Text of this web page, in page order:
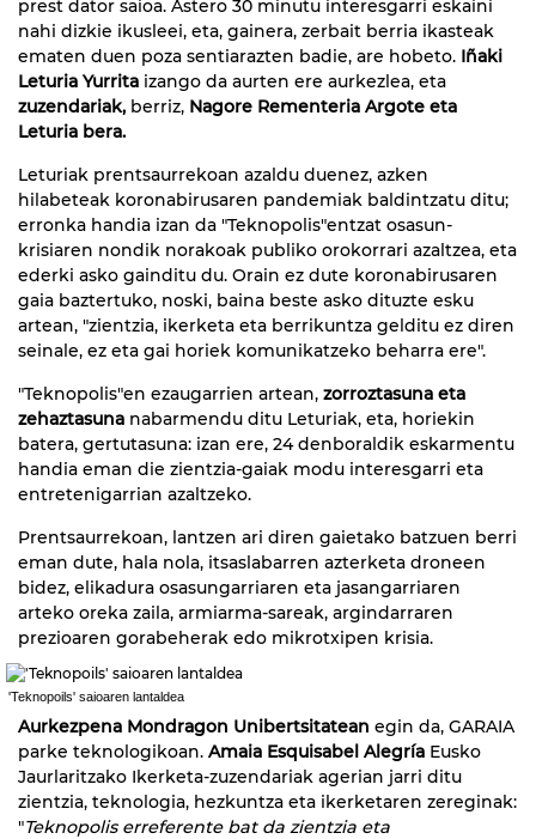
prest dator saioa. Astero 30 minutu interesgarri eskaini
nahi dizkie ikusleei, eta, gainera, zerbait berria ikasteak
ematen duen poza sentiarazten badie, are hobeto. Iñaki
Leturia Yurrita izango da aurten ere aurkezlea, eta
zuzendariak, berriz, Nagore Rementeria Argote eta
Leturia bera.
Leturiak prentsaurrekoan azaldu duenez, azken
hilabeteak koronabirusaren pandemiak baldintzatu ditu;
erronka handia izan da "Teknopolis"entzat osasun-
krisiaren nondik norakoak publiko orokorrari azaltzea, eta
ederki asko gainditu du. Orain ez dute koronabirusaren
gaia baztertuko, noski, baina beste asko dituzte esku
artean, "zientzia, ikerketa eta berrikuntza gelditu ez diren
seinale, ez eta gai horiek komunikatzeko beharra ere".
"Teknopolis"en ezaugarrien artean, zorroztasuna eta
zehaztasuna nabarmendu ditu Leturiak, eta, horiekin
batera, gertutasuna: izan ere, 24 denboraldik eskarmentu
handia eman die zientzia-gaiak modu interesgarri eta
entretenigarrian azaltzeko.
Prentsaurrekoan, lantzen ari diren gaietako batzuen berri
eman dute, hala nola, itsaslabarren azterketa droneen
bidez, elikadura osasungarriaren eta jasangarriaren
arteko oreka zaila, armiarma-sareak, argindarraren
prezioaren gorabeherak edo mikrotxipen krisia.
'Teknopoils' saioaren lantaldea
Aurkezpena Mondragon Unibertsitatean egin da, GARAIA
parke teknologikoan. Amaia Esquisabel Alegría Eusko
Jaurlaritzako Ikerketa-zuzendariak agerian jarri ditu
zientzia, teknologia, hezkuntza eta ikerketaren zereginak:
"Teknopolis erreferente bat da zientzia eta